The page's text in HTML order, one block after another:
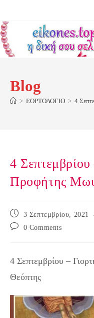
content
Blog
> ΕΟΡΤΟΛΟΓΙΟ > 4
4
Προφήτης
Post
published:
3 Σεπτεμβρίου, 2021
Post
0 Comments
4 Σεπτεμβρίου –
Θεόπτης